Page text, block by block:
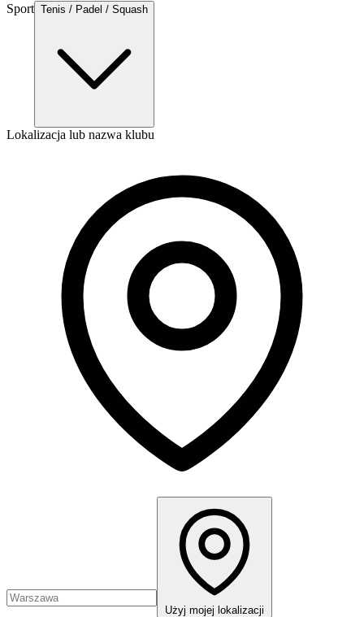
Sport Tenis / Padel / Squash
Lokalizacja lub nazwa klubu
Użyj mojej lokalizacji